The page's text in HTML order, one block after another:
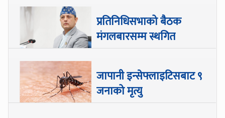
प्रतिनिधिसभाको बैठक
मंगलबारसम्म स्थगित
जापानी इन्सेफ्लाइटिसबाट ९
जनाको मृत्यु